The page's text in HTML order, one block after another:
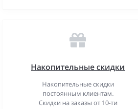
Накопительные скидки
Накопительные скидки
постоянным клиентам.
Скидки на заказы от 10-ти